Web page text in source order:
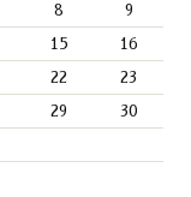
8 9
15 16
22 23
29 30